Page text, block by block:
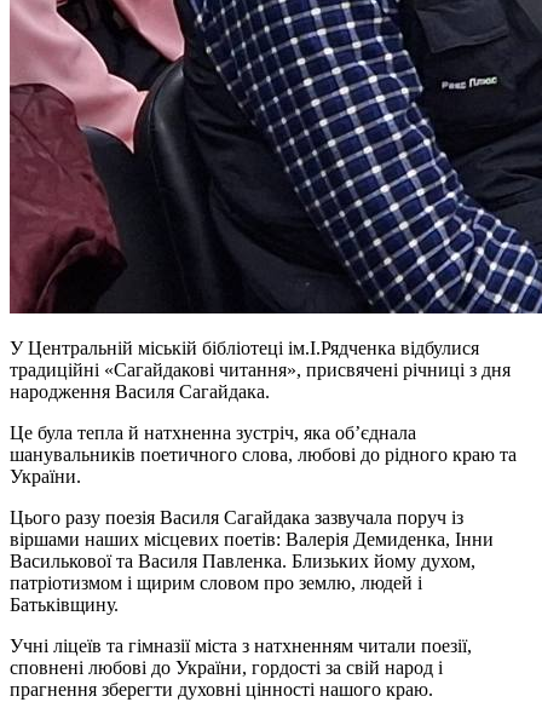
У Центральній міській бібліотеці ім.І.Рядченка відбулися
традиційні «Сагайдакові читання», присвячені річниці з дня
народження Василя Сагайдака.
Це була тепла й натхненна зустріч, яка об’єднала
шанувальників поетичного слова, любові до рідного краю та
України.
Цього разу поезія Василя Сагайдака зазвучала поруч із
віршами наших місцевих поетів: Валерія Демиденка, Інни
Василькової та Василя Павленка. Близьких йому духом,
патріотизмом і щирим словом про землю, людей і
Батьківщину.
Учні ліцеїв та гімназії міста з натхненням читали поезії,
сповнені любові до України, гордості за свій народ і
прагнення зберегти духовні цінності нашого краю.